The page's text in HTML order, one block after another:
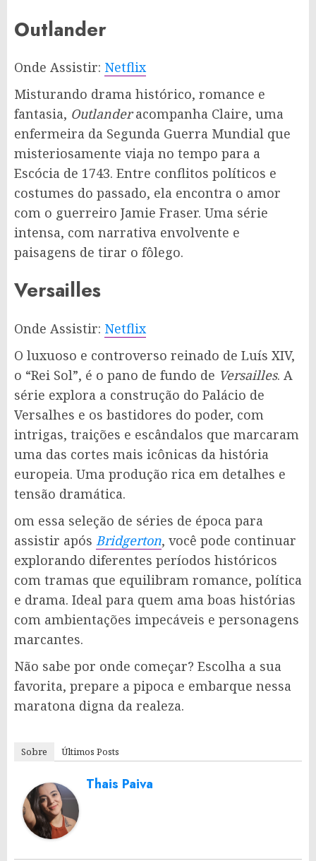
Outlander
Onde Assistir: Netflix
Misturando drama histórico, romance e
fantasia, Outlanderacompanha Claire, uma
enfermeira da Segunda Guerra Mundial que
misteriosamente viaja no tempo para a
Escócia de 1743. Entre conflitos políticos e
costumes do passado, ela encontra o amor
com o guerreiro Jamie Fraser. Uma série
intensa, com narrativa envolvente e
paisagens de tirar o fôlego.
Versailles
Onde Assistir: Netflix
O luxuoso e controverso reinado de Luís XIV,
o “Rei Sol”, é o pano de fundo de Versailles. A
série explora a construção do Palácio de
Versalhes e os bastidores do poder, com
intrigas, traições e escândalos que marcaram
uma das cortes mais icônicas da história
europeia. Uma produção rica em detalhes e
tensão dramática.
om essa seleção de séries de época para
assistir após Bridgerton, você pode continuar
explorando diferentes períodos históricos
com tramas que equilibram romance, política
e drama. Ideal para quem ama boas histórias
com ambientações impecáveis e personagens
marcantes.
Não sabe por onde começar? Escolha a sua
favorita, prepare a pipoca e embarque nessa
maratona digna da realeza.
Sobre Últimos Posts
Thais Paiva